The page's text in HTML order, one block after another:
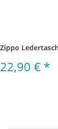
Zippo
22,90 € *